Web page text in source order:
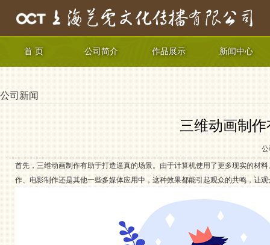
首 页 公司简介 作品展示 新闻中心
公司新闻
三维动画制
公
首先，三维动画制作有助于打造逼真的场景。由于计算机使用了更多现实的材
作、电影制作还是其他一些多媒体应用中，这种效果都能引起观众的共鸣，让